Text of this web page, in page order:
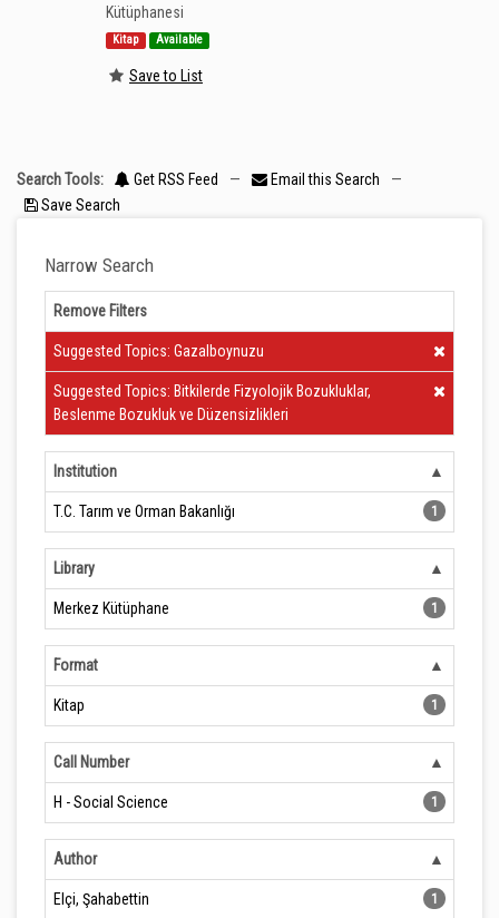
Kütüphanesi
Kitap Available
Save to List
Search Tools: Get RSS Feed — Email this Search
—
Save Search
Narrow Search
Remove Filters
Clear Filter
Suggested Topics: Gazalboynuzu
Clear Filter
Suggested Topics: Bitkilerde Fizyolojik Bozukluklar,
Beslenme Bozukluk ve Düzensizlikleri
Institution
T.C. Tarım ve Orman Bakanlığı 1
Library
Merkez Kütüphane 1
Format
Kitap 1
Call Number
H - Social Science 1
Author
Elçi, Şahabettin 1